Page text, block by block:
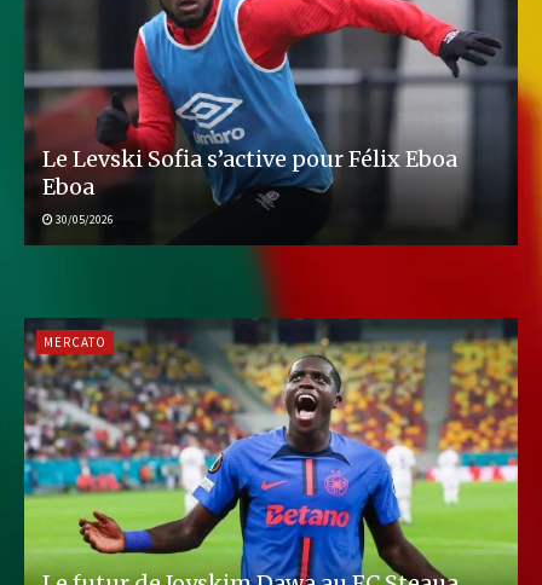
Le Levski Sofia s’active pour Félix Eboa
Eboa
30/05/2026
MERCATO